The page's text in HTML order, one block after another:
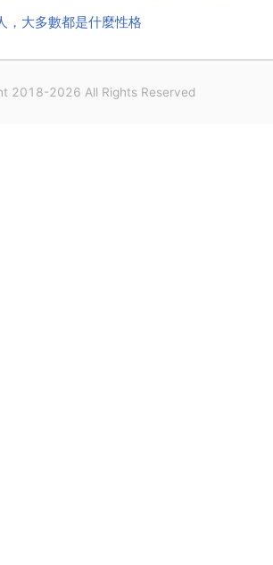
，大多數都是什麼性格
2018-2026 All Rights Reserved